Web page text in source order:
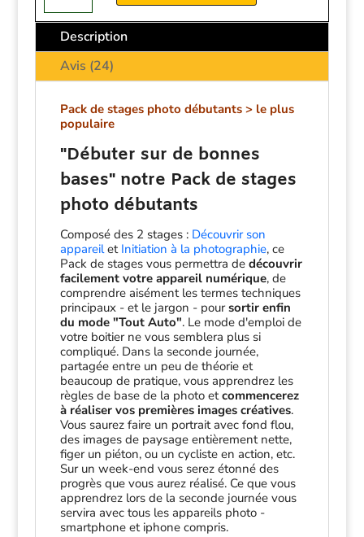
1
Débuter
bases
Indre
Loire
Maine
Description
Avis (24)
Pack de stages photo débutants > le plus
populaire
"Débuter sur de bonnes
bases" notre Pack de stages
photo débutants
Composé des 2 stages : Découvrir son
appareilet Initiation à la photographie, ce
Pack de stages vous permettra de découvrir
facilement votre appareil numérique, de
comprendre aisément les termes techniques
principaux - et le jargon - poursortir enfin
du mode "Tout Auto". Le mode d'emploi de
votre boitier ne vous semblera plus si
compliqué. Dans la seconde journée,
partagée entre un peu de théorie et
beaucoup de pratique, vous apprendrez les
règles de base de la photo etcommencerez
à réaliser vos premières images créatives.
Vous saurez faire un portrait avec fond flou,
des images de paysage entièrement nette,
figer un piéton, ou un cycliste en action, etc.
Sur un week-end vous serez étonné des
progrès que vous aurez réalisé. Ce que vous
apprendrez lors de la seconde journée vous
servira avec tous les appareils photo -
smartphone et iphone compris.